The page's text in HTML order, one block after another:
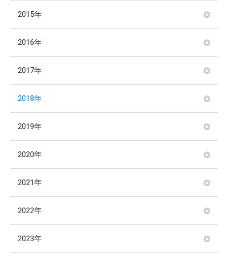
2015年
2016年
2017年
2018年
2019年
2020年
2021年
2022年
2023年